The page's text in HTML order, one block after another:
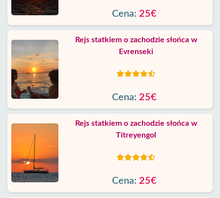
Cena: 25€
Rejs statkiem o zachodzie słońca w
Evrenseki
Cena: 25€
Rejs statkiem o zachodzie słońca w
Titreyengol
Cena: 25€